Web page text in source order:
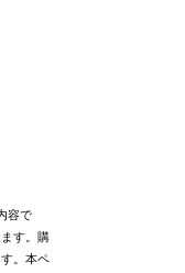
容で
す。購
。本ペ